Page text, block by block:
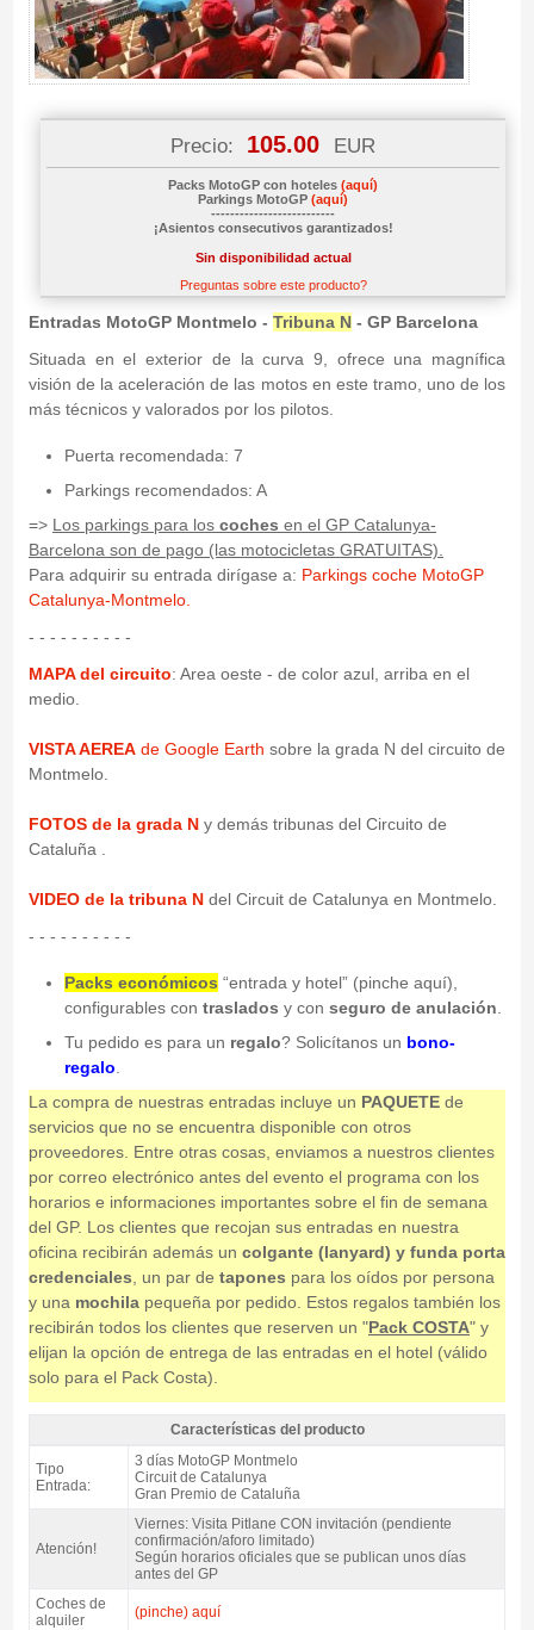
Precio: 105.00 EUR
Packs MotoGP con hoteles(aquí)
Parkings MotoGP(aquí)
--------------------------
¡Asientos consecutivos garantizados!
Sin disponibilidad actual
Preguntas sobre este producto?
Entradas MotoGP Montmelo - Tribuna N- GP Barcelona
Situada en el exterior de la curva 9, ofrece una magnífica
visión de la aceleración de las motos en este tramo, uno de los
más técnicos y valorados por los pilotos.
Puerta recomendada: 7
Parkings recomendados: A
=> Los parkings para los coches en el GP Catalunya-
Barcelona son de pago (las motocicletas GRATUITAS).
Para adquirir su entrada dirígase a: Parkings coche MotoGP
Catalunya-Montmelo.
- - - - - - - - - -
MAPA del circuito: Area oeste - de color azul, arriba en el
medio.
VISTA AEREAde Google Earth sobre la grada N del circuito de
Montmelo.
FOTOS de la grada Ny demás tribunas del Circuito de
Cataluña .
VIDEO de la tribuna Ndel Circuit de Catalunya en Montmelo.
- - - - - - - - - -
Packs económicos “entrada y hotel” (pinche aquí),
configurables con traslados y con seguro de anulación
Tu pedido es para un regalo? Solicítanos un bono-
regalo
La compra de nuestras entradas incluye un PAQUETEde
servicios que no se encuentra disponible con otros
proveedores. Entre otras cosas, enviamos a nuestros clientes
por correo electrónico antes del evento el programa con los
horarios e informaciones importantes sobre el fin de semana
del GP. Los clientes que recojan sus entradas en nuestra
oficina recibirán además un colgante (lanyard) y funda porta
credenciales , un par de tapones para los oídos por persona
y una mochilapequeña por pedido. Estos regalos también los
recibirán todos los clientes que reserven un "Pack COSTA" y
elijan la opción de entrega de las entradas en el hotel (válido
solo para el Pack Costa).
Entrada motogp Tribuna N, moto GP Catalunya 2027 - Características del
producto
Características del producto
Tipo
Entrada:
3 días MotoGP Montmelo
Circuit de Catalunya
Gran Premio de Cataluña
Atención!
Viernes: Visita Pitlane CON invitación (pendiente
confirmación/aforo limitado)
Según horarios oficiales que se publican unos días
antes del GP
Coches de
alquiler
(pinche) aquí